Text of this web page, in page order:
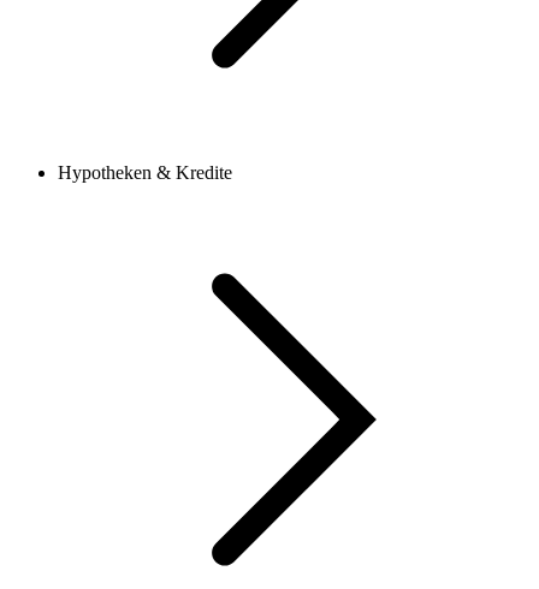
Hypotheken & Kredite